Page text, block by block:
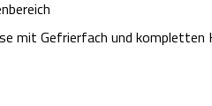
mit Gefrierfach und kompletten